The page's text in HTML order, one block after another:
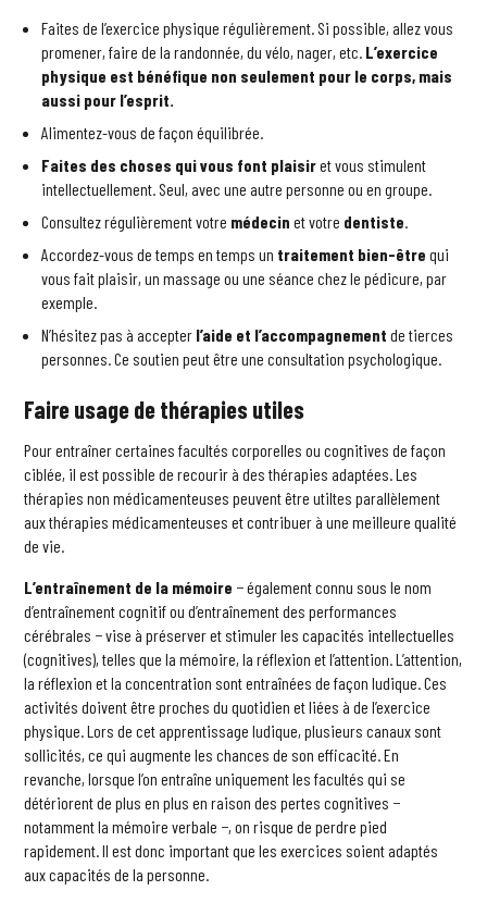
Faites de l’exercice physique régulièrement. Si possible, allez vous
promener, faire de la randonnée, du vélo, nager, etc. L’exercice
physique est bénéfique non seulement pour le corps, mais
aussi pour l’esprit.
Alimentez-vous de façon équilibrée.
Faites des choses qui vous font plaisiret vous stimulent
intellectuellement. Seul, avec une autre personne ou en groupe.
Consultez régulièrement votre médecin et votre dentiste
Accordez-vous de temps en temps un traitement bien-être qui
vous fait plaisir, un massage ou une séance chez le pédicure, par
exemple.
N’hésitez pas à accepter l’aide et l’accompagnement de tierces
personnes. Ce soutien peut être une consultation psychologique.
Faire usage de thérapies utiles
Pour entraîner certaines facultés corporelles ou cognitives de façon
ciblée, il est possible de recourir à des thérapies adaptées. Les
thérapies non médicamenteuses peuvent être utiltes parallèlement
aux thérapies médicamenteuses et contribuer à une meilleure qualité
de vie.
L’entraînement de la mémoire − également connu sous le nom
d’entraînement cognitif ou d’entraînement des performances
cérébrales − vise à préserver et stimuler les capacités intellectuelles
(cognitives), telles que la mémoire, la réflexion et l’attention. L’attention,
la réflexion et la concentration sont entraînées de façon ludique. Ces
activités doivent être proches du quotidien et liées à de l’exercice
physique. Lors de cet apprentissage ludique, plusieurs canaux sont
sollicités, ce qui augmente les chances de son efficacité. En
revanche, lorsque l’on entraîne uniquement les facultés qui se
détériorent de plus en plus en raison des pertes cognitives −
notamment la mémoire verbale −, on risque de perdre pied
rapidement. Il est donc important que les exercices soient adaptés
aux capacités de la personne.